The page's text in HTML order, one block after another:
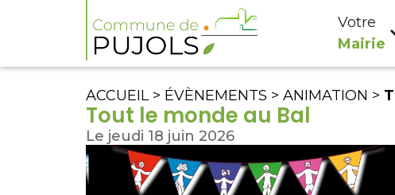
Votre
Mairie
ACCUEIL> ÉVÈNEMENTS > ANIMATION >
Tout le monde au Bal
Le jeudi 18 juin 2026